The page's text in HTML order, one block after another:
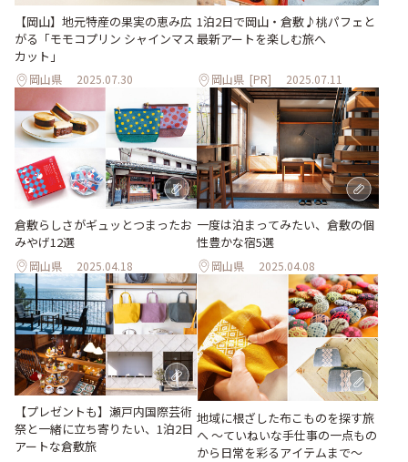
【岡山】地元特産の果実の恵み広
がる「モモコプリン シャインマス
カット」
岡山県 2025.07.30
1泊2日で岡山・倉敷♪桃パフェと
最新アートを楽しむ旅へ
岡山県 [PR] 2025.07.11
倉敷らしさがギュッとつまったお
みやげ12選
岡山県 2025.04.18
一度は泊まってみたい、倉敷の個
性豊かな宿5選
岡山県 2025.04.08
【プレゼントも】瀬戸内国際芸術
祭と一緒に立ち寄りたい、1泊2日
アートな倉敷旅
地域に根ざした布こものを探す旅
へ 〜ていねいな手仕事の一点もの
から日常を彩るアイテムまで〜